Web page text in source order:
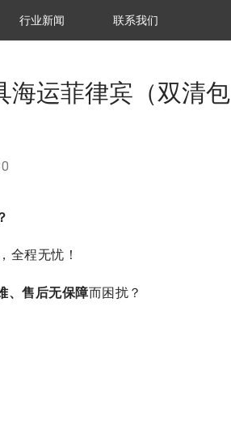
行业新闻 联系我们
海运菲律宾（双清包
全程无忧！
、售后无保障而困扰？